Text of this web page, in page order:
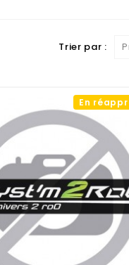
Trier par :
En